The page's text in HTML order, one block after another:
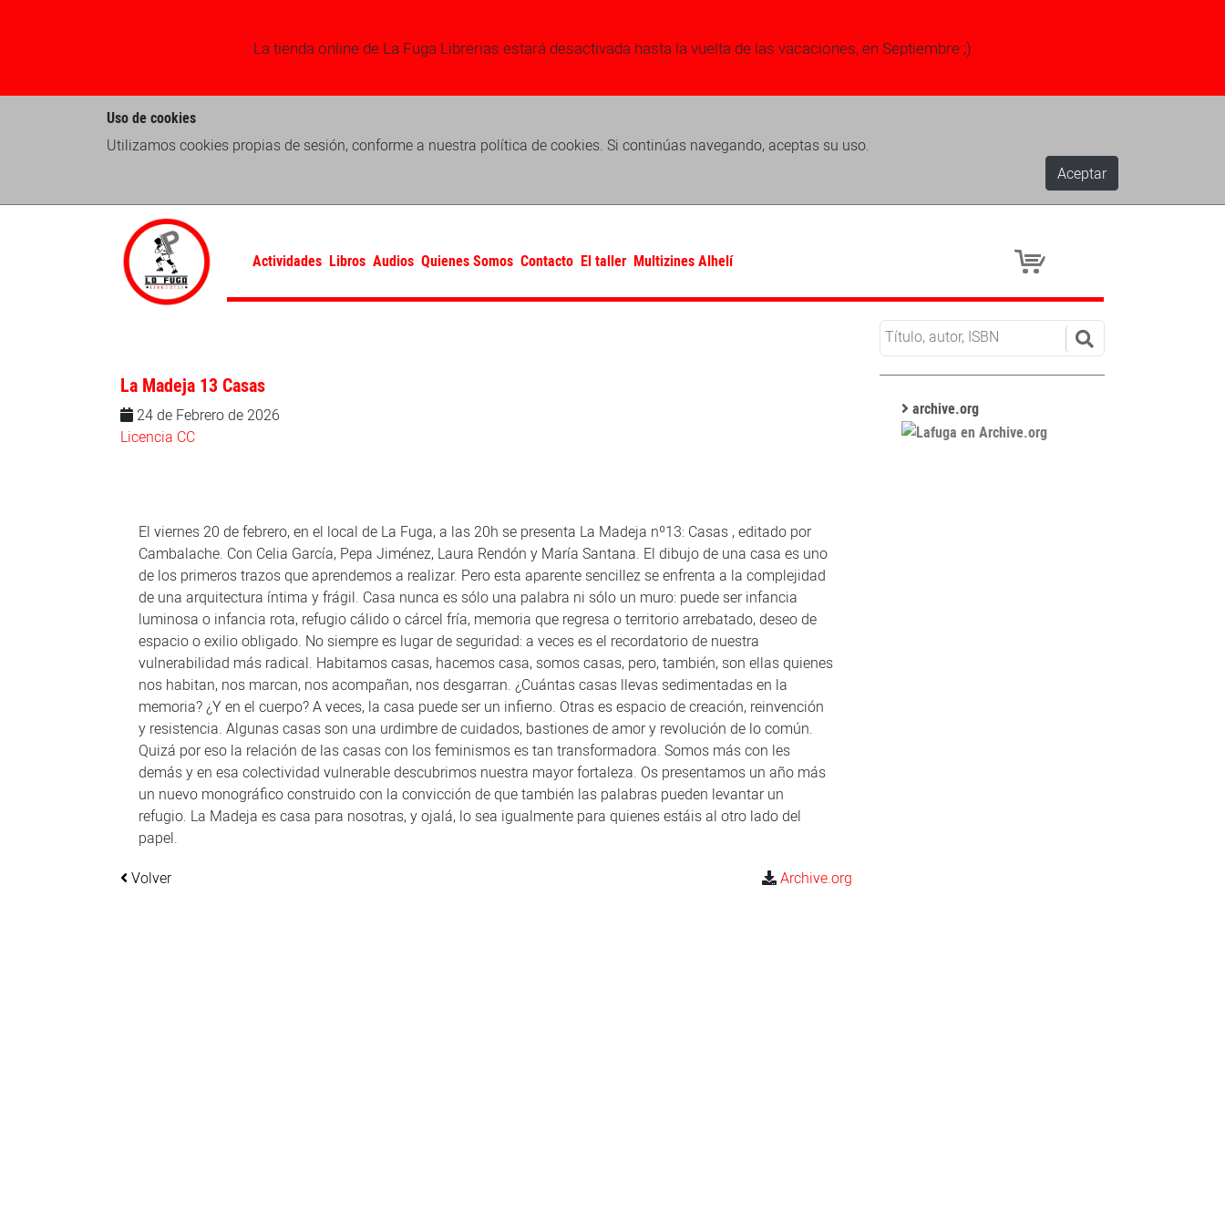
La tienda online de La Fuga Librerias estará desactivada hasta la vuelta de las vacaciones, en Septiembre ;)
Uso de cookies
Utilizamos cookies propias de sesión, conforme a nuestra política de cookies. Si continúas navegando, aceptas su uso.
Aceptar
Actividades Libros Audios Quienes Somos Contacto El taller Multizines Alhelí
La Madeja 13 Casas
24 de Febrero de 2026
Licencia CC
El viernes 20 de febrero, en el local de La Fuga, a las 20h se presenta La Madeja nº13: Casas , editado por
Cambalache. Con Celia García, Pepa Jiménez, Laura Rendón y María Santana. El dibujo de una casa es uno
de los primeros trazos que aprendemos a realizar. Pero esta aparente sencillez se enfrenta a la complejidad
de una arquitectura íntima y frágil. Casa nunca es sólo una palabra ni sólo un muro: puede ser infancia
luminosa o infancia rota, refugio cálido o cárcel fría, memoria que regresa o territorio arrebatado, deseo de
espacio o exilio obligado. No siempre es lugar de seguridad: a veces es el recordatorio de nuestra
vulnerabilidad más radical. Habitamos casas, hacemos casa, somos casas, pero, también, son ellas quienes
nos habitan, nos marcan, nos acompañan, nos desgarran. ¿Cuántas casas llevas sedimentadas en la
memoria? ¿Y en el cuerpo? A veces, la casa puede ser un infierno. Otras es espacio de creación, reinvención
y resistencia. Algunas casas son una urdimbre de cuidados, bastiones de amor y revolución de lo común.
Quizá por eso la relación de las casas con los feminismos es tan transformadora. Somos más con les
demás y en esa colectividad vulnerable descubrimos nuestra mayor fortaleza. Os presentamos un año más
un nuevo monográfico construido con la convicción de que también las palabras pueden levantar un
refugio. La Madeja es casa para nosotras, y ojalá, lo sea igualmente para quienes estáis al otro lado del
papel.
Archive.org
Volver
archive.org